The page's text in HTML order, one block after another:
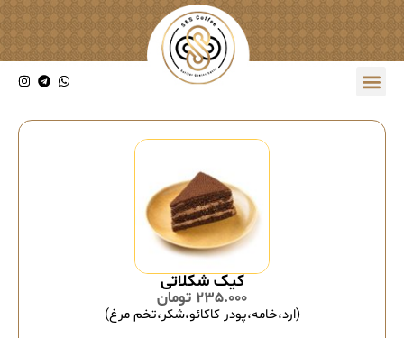
کیک شکلاتی
235.000 تومان
(ارد،خامه،پودر کاکائو،شکر،تخم مرغ)